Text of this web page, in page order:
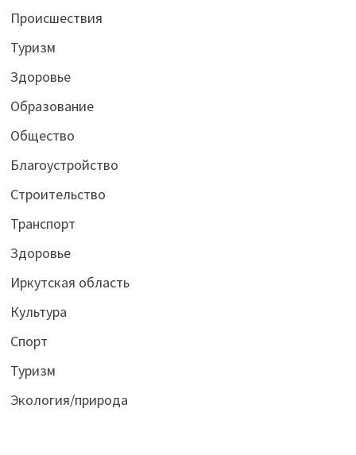
Происшествия
Туризм
Здоровье
Образование
Общество
Благоустройство
Строительство
Транспорт
Здоровье
Иркутская область
Культура
Спорт
Туризм
Экология/природа